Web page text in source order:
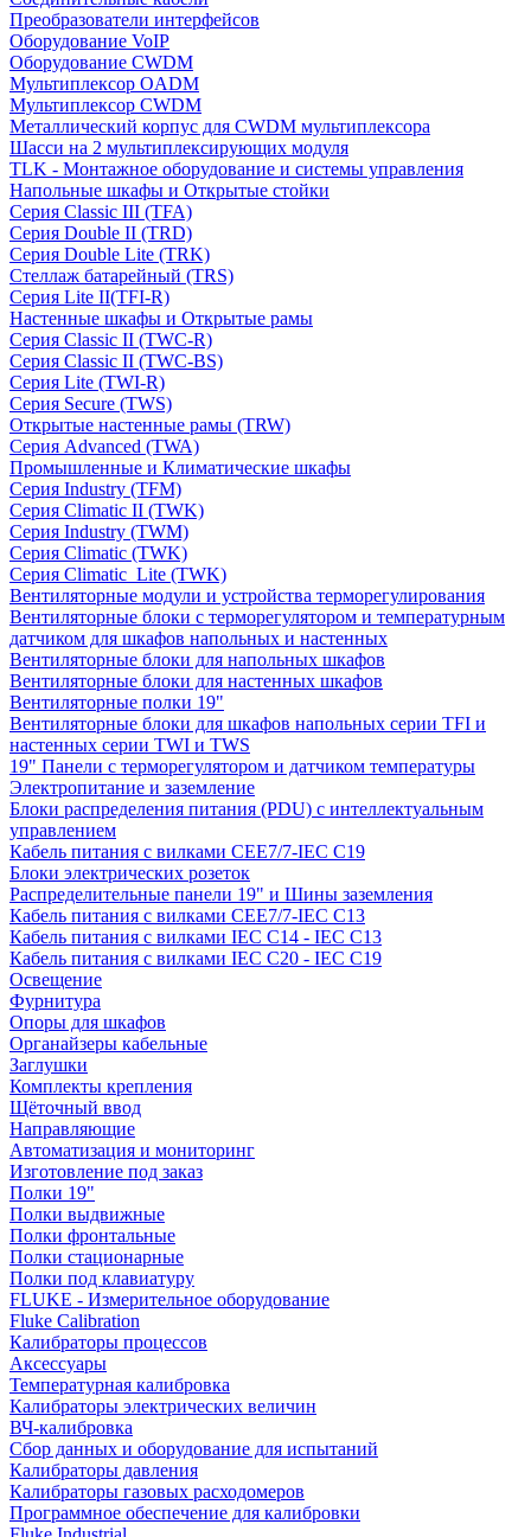
Преобразователи интерфейсов
Оборудование VoIP
Оборудование CWDM
Мультиплекcор OADM
Мультиплексор CWDM
Металлический корпус для CWDM мультиплексора
Шасси на 2 мультиплексирующих модуля
TLK - Монтажное оборудование и системы управления
Напольные шкафы и Открытые стойки
Серия Classic III (TFA)
Серия Double II (TRD)
Серия Double Lite (TRK)
Стеллаж батарейный (TRS)
Серия Lite II(TFI-R)
Настенные шкафы и Открытые рамы
Серия Classic II (TWC-R)
Серия Classic II (TWC-BS)
Серия Lite (TWI-R)
Серия Secure (TWS)
Открытые настенные рамы (TRW)
Серия Advanced (TWA)
Промышленные и Климатические шкафы
Серия Industry (TFM)
Серия Climatic II (TWK)
Серия Industry (TWM)
Серия Climatic (TWK)
Серия Climatic_Lite (TWK)
Вентиляторные модули и устройства терморегулирования
Вентиляторные блоки с терморегулятором и температурным
датчиком для шкафов напольных и настенных
Вентиляторные блоки для напольных шкафов
Вентиляторные блоки для настенных шкафов
Вентиляторные полки 19"
Вентиляторные блоки для шкафов напольных серии TFI и
настенных серии TWI и TWS
19" Панели с терморегулятором и датчиком температуры
Электропитание и заземление
Блоки распределения питания (PDU) с интеллектуальным
управлением
Кабель питания с вилками CEE7/7-IEC C19
Блоки электрических розеток
Распределительные панели 19" и Шины заземления
Кабель питания с вилками CEE7/7-IEC C13
Кабель питания с вилками IEC C14 - IEC C13
Кабель питания с вилками IEC C20 - IEC C19
Освещение
Фурнитура
Опоры для шкафов
Органайзеры кабельные
Заглушки
Комплекты крепления
Щёточный ввод
Направляющие
Автоматизация и мониторинг
Изготовление под заказ
Полки 19"
Полки выдвижные
Полки фронтальные
Полки стационарные
Полки под клавиатуру
FLUKE - Измерительное оборудование
Fluke Calibration
Калибраторы процессов
Аксессуары
Температурная калибровка
Калибраторы электрических величин
ВЧ-калибровка
Сбор данных и оборудование для испытаний
Калибраторы давления
Калибраторы газовых расходомеров
Программное обеспечение для калибровки